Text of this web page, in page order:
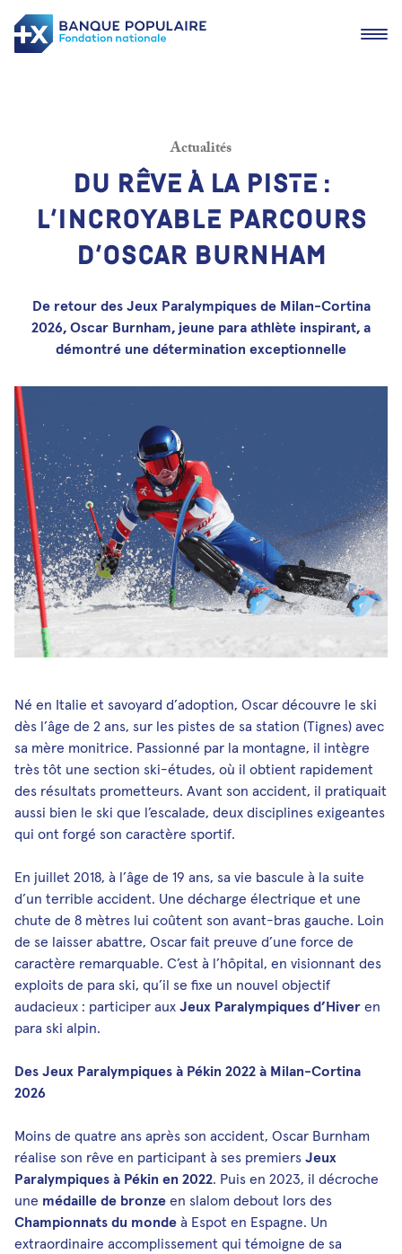
Actualités
Nos lauréats
Les fondations en région
Nous contacter
Médias et publications
Newsletters
Les Musicales de Bagatelle
Facebook
Instagram
Linkedin
Youtube
SoundCloud
Actualités
DU RÊVE À LA PISTE :
L’INCROYABLE PARCOURS
D’OSCAR BURNHAM
De retour des Jeux Paralympiques de Milan-Cortina
2026, Oscar Burnham, jeune para athlète inspirant, a
démontré une détermination exceptionnelle
Né en Italie et savoyard d’adoption, Oscar découvre le ski
dès l’âge de 2 ans, sur les pistes de sa station (Tignes) avec
sa mère monitrice. Passionné par la montagne, il intègre
très tôt une section ski-études, où il obtient rapidement
des résultats prometteurs. Avant son accident, il pratiquait
aussi bien le ski que l’escalade, deux disciplines exigeantes
qui ont forgé son caractère sportif.
En juillet 2018, à l’âge de 19 ans, sa vie bascule à la suite
d’un terrible accident. Une décharge électrique et une
chute de 8 mètres lui coûtent son avant-bras gauche. Loin
de se laisser abattre, Oscar fait preuve d’une force de
caractère remarquable. C’est à l’hôpital, en visionnant des
exploits de para ski, qu’il se fixe un nouvel objectif
audacieux : participer aux Jeux Paralympiques d’Hiver en
para ski alpin.
Des Jeux Paralympiques à Pékin 2022 à Milan-Cortina
2026
Moins de quatre ans après son accident, Oscar Burnham
réalise son rêve en participant à ses premiers Jeux
Paralympiques à Pékin en 2022. Puis en 2023, il décroche
une médaille de bronze en slalom debout lors des
Championnats du monde à Espot en Espagne. Un
extraordinaire accomplissement qui témoigne de sa